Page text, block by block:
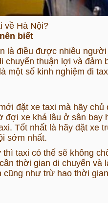
về Hà Nội?
biết
là điều được nhiều
chuyển thuận lợi và đảm
một số kinh nghiệm đi
đặt xe taxi mà hãy chủ
đợi xe khá lâu ở sân bay
Tốt nhất là hãy đặt xe
sớm nhất.
taxi có thể sẽ không
thời gian di chuyển và
như trừ hao thời